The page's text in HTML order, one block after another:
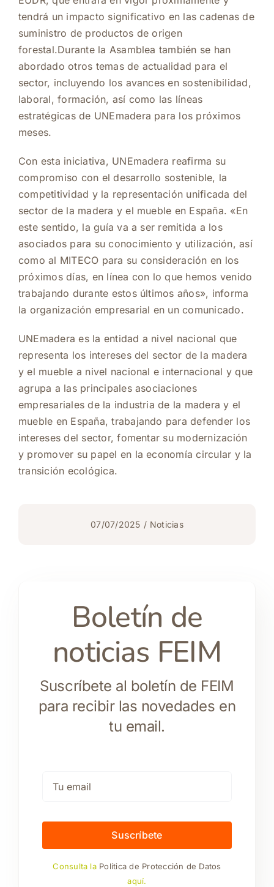
tendrá un impacto significativo en las cadenas de
suministro de productos de origen
forestal.Durante la Asamblea también se han
abordado otros temas de actualidad para el
sector, incluyendo los avances en sostenibilidad,
laboral, formación, así como las líneas
estratégicas de UNEmadera para los próximos
meses.
Con esta iniciativa, UNEmadera reafirma su
compromiso con el desarrollo sostenible, la
competitividad y la representación unificada del
sector de la madera y el mueble en España. «En
este sentido, la guía va a ser remitida a los
asociados para su conocimiento y utilización, así
como al MITECO para su consideración en los
próximos días, en línea con lo que hemos venido
trabajando durante estos últimos años», informa
la organización empresarial en un comunicado.
UNEmadera es la entidad a nivel nacional que
representa los intereses del sector de la madera
y el mueble a nivel nacional e internacional y que
agrupa a las principales asociaciones
empresariales de la industria de la madera y el
mueble en España, trabajando para defender los
intereses del sector, fomentar su modernización
y promover su papel en la economía circular y la
transición ecológica.
07/07/2025 / Noticias
Boletín de
noticias FEIM
Suscríbete al boletín de FEIM
para recibir las novedades en
tu email.
Suscríbete
Consulta la Política de Protección de Datos
aquí.